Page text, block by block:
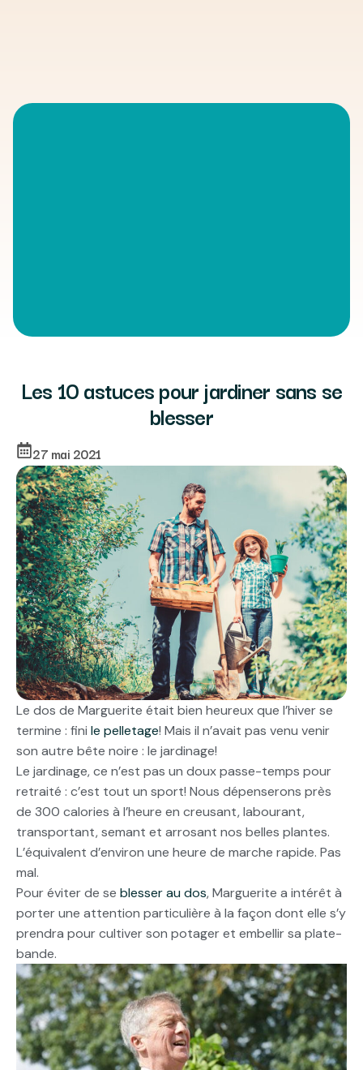
Les 10 astuces pour jardiner sans se
blesser
27 mai 2021
Le dos de Marguerite était bien heureux que l’hiver se
termine : fini le pelletage! Mais il n’avait pas venu venir
son autre bête noire : le jardinage!
Le jardinage, ce n’est pas un doux passe-temps pour
retraité : c’est tout un sport! Nous dépenserons près
de 300 calories à l’heure en creusant, labourant,
transportant, semant et arrosant nos belles plantes.
L’équivalent d’environ une heure de marche rapide. Pas
mal.
Pour éviter de se blesser au dos, Marguerite a intérêt à
porter une attention particulière à la façon dont elle s’y
prendra pour cultiver son potager et embellir sa plate-
bande.